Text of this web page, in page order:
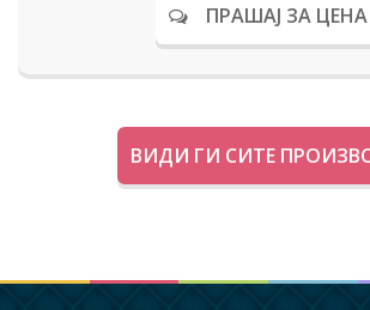
ПРАШАЈ ЗА ЦЕНА
ВИДИ ГИ СИТЕ